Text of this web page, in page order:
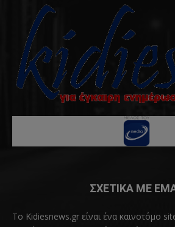
ΣΧΕΤΙΚΑ ΜΕ
Το Kidiesnews.gr είναι ένα καινοτόμο